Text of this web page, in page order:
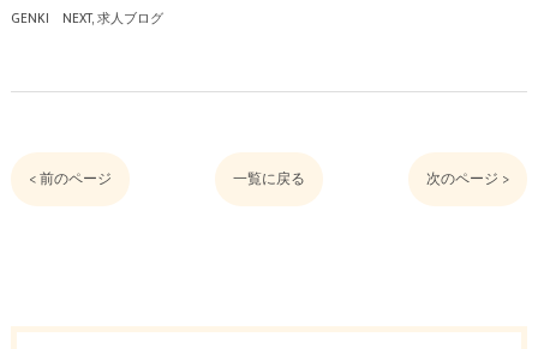
GENKI NEXT 求人ブログ
< 前のページ 一覧に戻る 次のページ >